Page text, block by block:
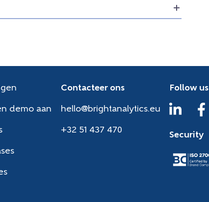
demo aan
Contacteer ons
hello@brightanalytics.eu
+32 51 437 470
Follow us
Security